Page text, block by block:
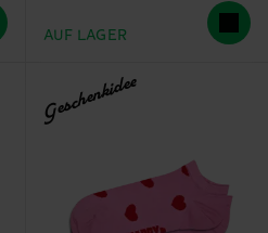
AUF LAGER
Geschenkidee